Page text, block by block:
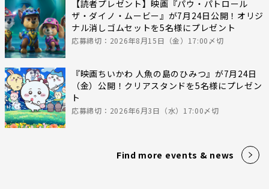
【読者プレゼント】映画『パウ・パトロール
ザ・ダイノ・ムービー』が7月24日公開！オリジ
ナル消しゴムセットを5名様にプレゼント
応募締切：2026年8月15日（金）17:00〆切
『映画ちいかわ 人魚の島のひみつ』が7月24日
（金）公開！クリアスタンドを5名様にプレゼン
ト
応募締切：2026年6月3日（水）17:00〆切
Find more events & news